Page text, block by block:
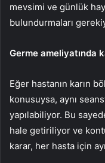
mevsimi ve günlük
bulundurmaları
Germe ameliyatında
Eğer hastanın karın
konusuysa, aynı
yapılabiliyor. Bu
hale getiriliyor ve
karar, her hasta için